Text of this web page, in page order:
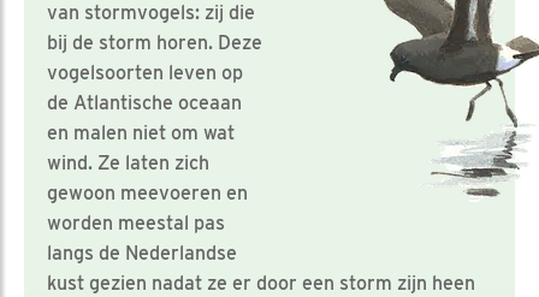
van stormvogels: zij die
bij de storm horen. Deze
vogelsoorten leven op
de Atlantische oceaan
en malen niet om wat
wind. Ze laten zich
gewoon meevoeren en
worden meestal pas
langs de Nederlandse
kust gezien nadat ze er door een storm zijn heen